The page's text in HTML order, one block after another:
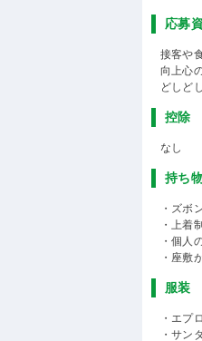
応募
接客や
向上心
どしど
控除
なし
持ち
・ズボ
・上着
・個人
・座敷
服装
・エプ
・サン